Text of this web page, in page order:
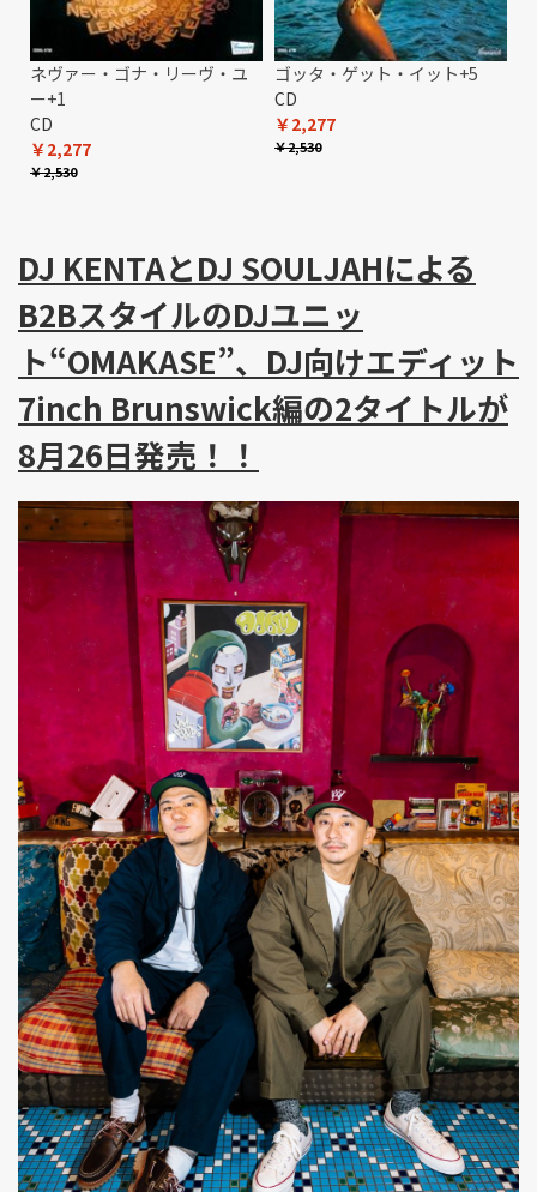
ネヴァー・ゴナ・リーヴ・ユ
ー+1
CD
￥2,277
￥2,530
ゴッタ・ゲット・イット+5
CD
￥2,277
￥2,530
DJ KENTAとDJ SOULJAHによる
B2BスタイルのDJユニッ
ト“OMAKASE”、DJ向けエディット
7inch Brunswick編の2タイトルが
8月26日発売！！